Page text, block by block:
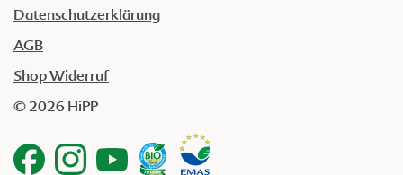
Datenschutzerklärung
AGB
Shop Widerruf
© 2026 HiPP